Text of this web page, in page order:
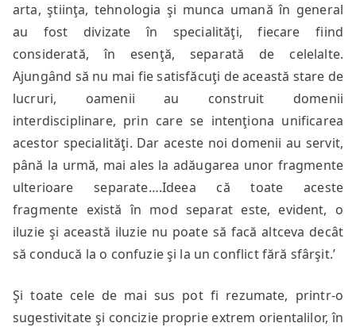
arta, ştiinţa, tehnologia şi munca umană în general
au fost divizate în specialităţi, fiecare fiind
considerată, în esenţă, separată de celelalte.
Ajungând să nu mai fie satisfăcuţi de această stare de
lucruri, oamenii au construit domenii
interdisciplinare, prin care se intenţiona unificarea
acestor specialităţi. Dar aceste noi domenii au servit,
până la urmă, mai ales la adăugarea unor fragmente
ulterioare separate….Ideea că toate aceste
fragmente există în mod separat este, evident, o
iluzie şi această iluzie nu poate să facă altceva decât
să conducă la o confuzie şi la un conflict fără sfârşit.’
Şi toate cele de mai sus pot fi rezumate, printr-o
sugestivitate şi concizie proprie extrem orientalilor, în